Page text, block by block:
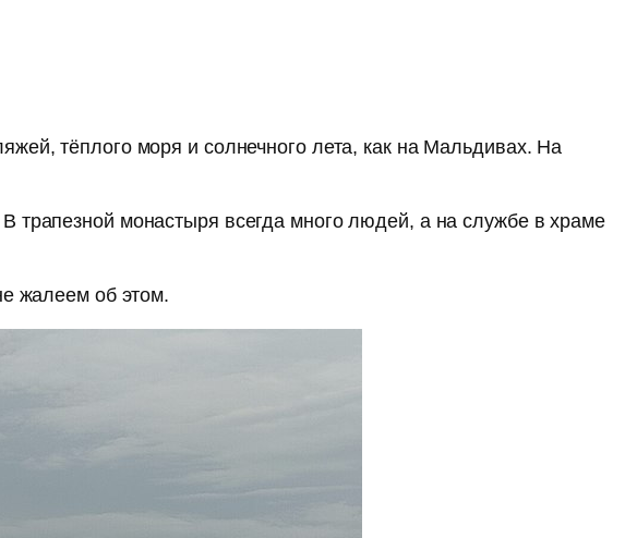
тёплого моря и солнечного лета, как на Мальдивах. На
трапезной монастыря всегда много людей, а на службе в храме
жалеем об этом.